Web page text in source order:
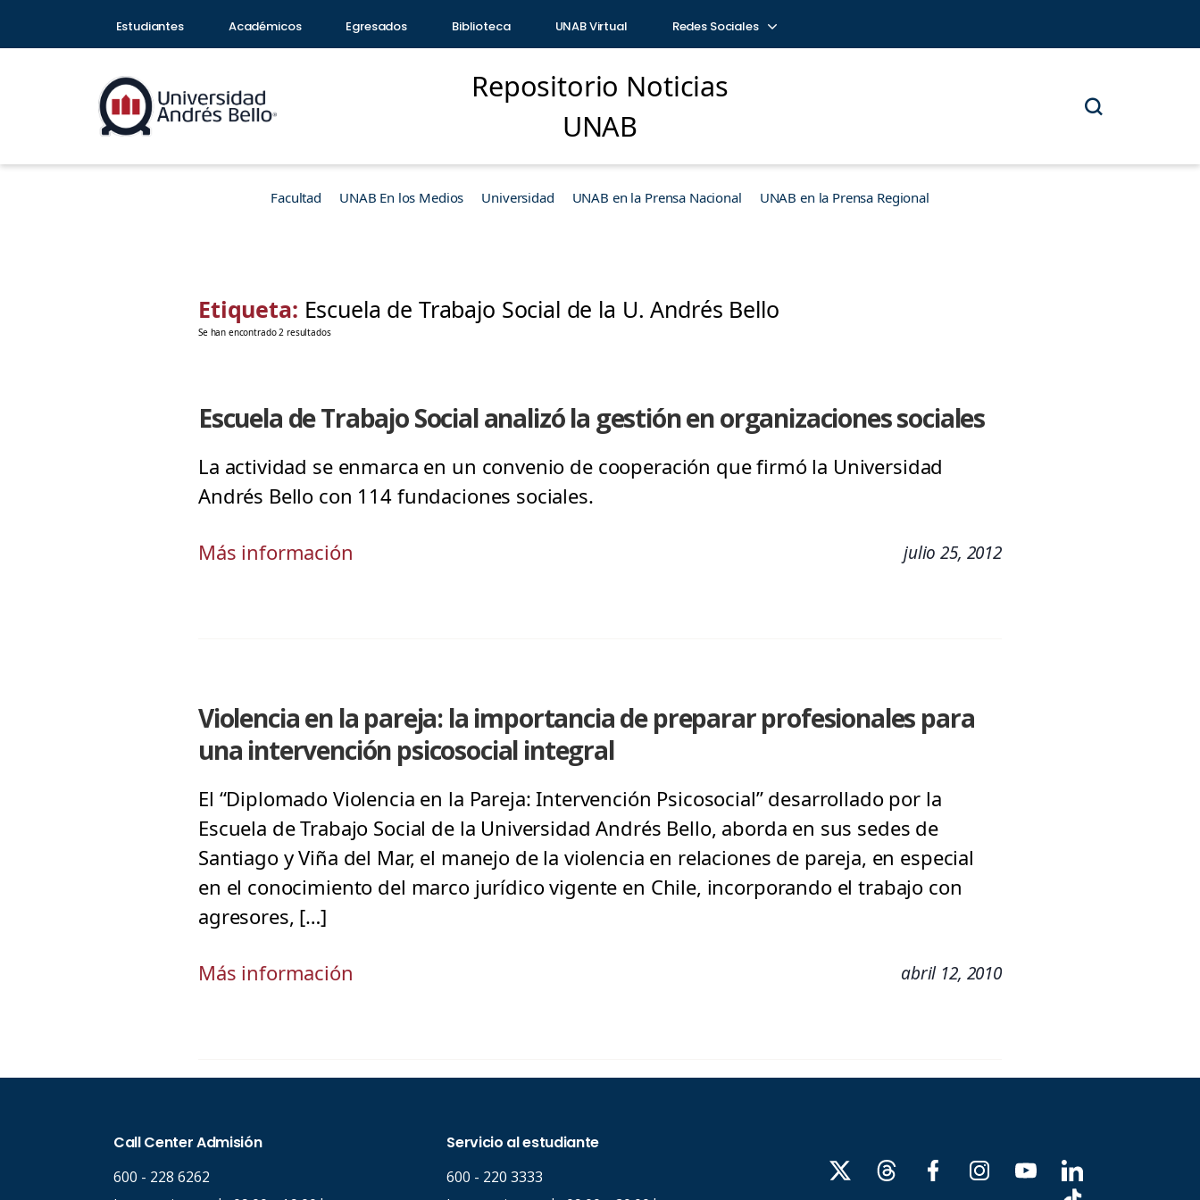
Estudiantes Académicos Egresados Biblioteca UNAB Virtual Redes Sociales
Repositorio Noticias
UNAB
Facultad UNAB En los Medios Universidad UNAB en la Prensa Nacional UNAB en la Prensa Regional
Etiqueta: Escuela de Trabajo Social de la U. Andrés Bello
Se han encontrado 2 resultados
Escuela de Trabajo Social analizó la gestión en organizaciones sociales
La actividad se enmarca en un convenio de cooperación que firmó la Universidad
Andrés Bello con 114 fundaciones sociales.
Más información julio 25, 2012
Violencia en la pareja: la importancia de preparar profesionales para
una intervención psicosocial integral
El “Diplomado Violencia en la Pareja: Intervención Psicosocial” desarrollado por la
Escuela de Trabajo Social de la Universidad Andrés Bello, aborda en sus sedes de
Santiago y Viña del Mar, el manejo de la violencia en relaciones de pareja, en especial
en el conocimiento del marco jurídico vigente en Chile, incorporando el trabajo con
agresores, […]
Más información abril 12, 2010